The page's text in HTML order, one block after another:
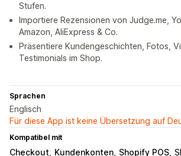
Stufen.
Importiere Rezensionen von Judge.me,
Amazon, AliExpress & Co.
Präsentiere Kundengeschichten, Fotos,
Testimonials im Shop.
Sprachen
Englisch
Für diese App ist keine Übersetzung auf
Kompatibel mit
Checkout Kundenkonten Shopify POS